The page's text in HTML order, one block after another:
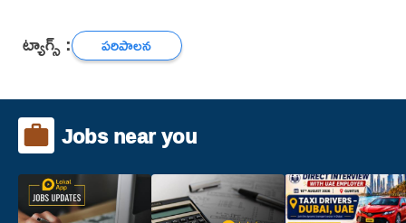
ట్యాగ్స్ : పరిపాలన
Jobs near you